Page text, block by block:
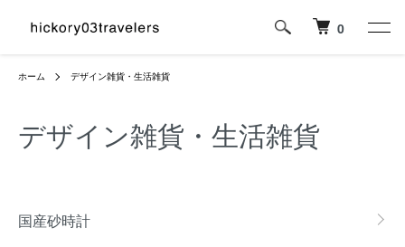
0
ホーム デザイン雑貨・生活雑貨
デザイン雑貨・生活雑貨
国産砂時計